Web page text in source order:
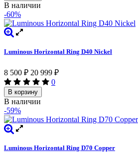
В наличии
-60%
Luminous Horizontal Ring D40 Nickel
8 500 ₽ 20 999 ₽
0
В корзину
В наличии
-59%
Luminous Horizontal Ring D70 Copper